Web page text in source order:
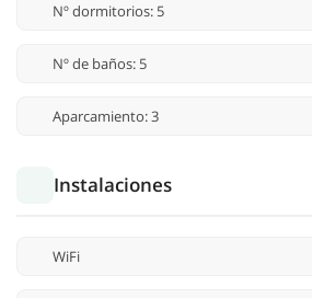
Nº dormitorios: 5
Nº de baños: 5
Aparcamiento: 3
Instalaciones
WiFi